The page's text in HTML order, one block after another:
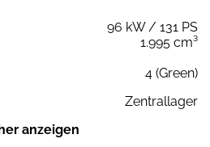
96 kW / 131 PS
1.995 cm³
4 (Green)
Zentrallager
anzeigen